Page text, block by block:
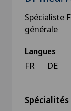
Spécialiste
générale
Langues
FR DE
Spécialités